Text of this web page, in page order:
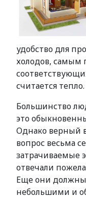
удобство для
холодов, самым
считается тепло.
Большинство
это
Однако верный
вопрос весьма
затрачиваемые
отвечали
Еще они должны
небольшими и